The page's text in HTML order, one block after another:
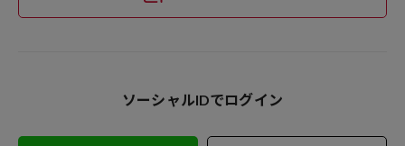
ソーシャルIDでログイン